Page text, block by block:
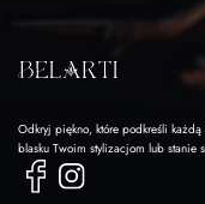
Odkryj piękno, które podkreśli
blasku Twoim stylizacjom lub stanie